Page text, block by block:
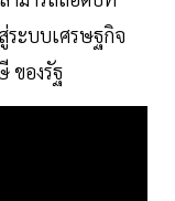
ระบบเศรษฐกิจ
ของรัฐ